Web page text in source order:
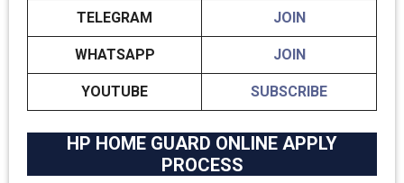
TELEGRAM JOIN
WHATSAPP JOIN
YOUTUBE SUBSCRIBE
HP HOME GUARD ONLINE APPLY
PROCESS